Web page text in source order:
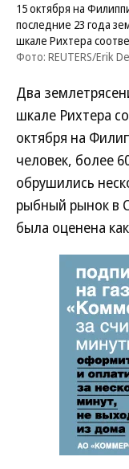
15 октября на
последние 23 года
шкале Рихтера
Фото: REUTERS/Erik
Два
шкале Рихтера
октября на
человек, более
обрушились
рыбный рынок в
была оценена